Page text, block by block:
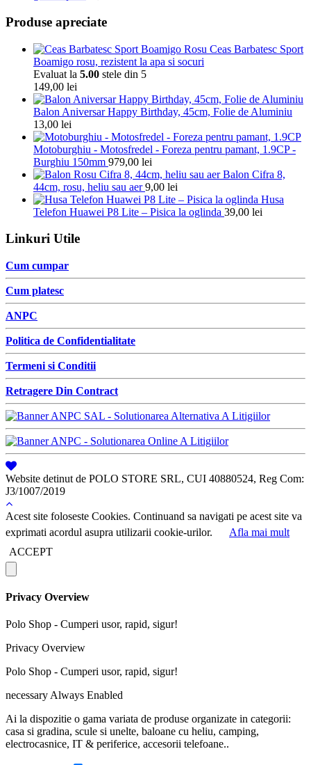
Produse apreciate
Ceas Barbatesc Sport
Boamigo rosu, rezistent la apa si socuri
Evaluat la 5.00 stele din 5
149,00 lei
Balon Aniversar Happy Birthday, 45cm, Folie de Aluminiu
13,00 lei
Motoburghiu - Motosfredel - Foreza pentru pamant, 1.9CP -
Burghiu 150mm 979,00 lei
Balon Cifra 8,
44cm, rosu, heliu sau aer 9,00 lei
Husa
Telefon Huawei P8 Lite – Pisica la oglinda 39,00 lei
Linkuri Utile
Cum cumpar
Cum platesc
ANPC
Politica de Confidentialitate
Termeni si Conditii
Retragere Din Contract
Website detinut de POLO STORE SRL, CUI 40880524, Reg Com:
J3/1007/2019
Acest site foloseste Cookies. Continuand sa navigati pe acest site va
exprimati acordul asupra utilizarii cookie-urilor.
Afla mai mult
ACCEPT
Privacy Overview
Polo Shop - Cumperi usor, rapid, sigur!
Privacy Overview
Polo Shop - Cumperi usor, rapid, sigur!
necessaryAlways Enabled
Ai la dispozitie o gama variata de produse organizate in categorii:
casa si gradina, scule si unelte, baloane cu heliu, camping,
electrocasnice, IT & periferice, accesorii telefoane..